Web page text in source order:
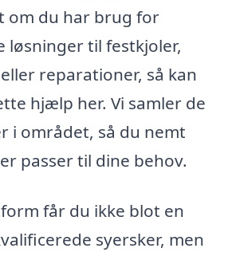
om du har brug for
løsninger til festkjoler,
reparationer, så kan
hjælp her. Vi samler de
i området, så du nemt
passer til dine behov.
får du ikke blot en
syersker, men